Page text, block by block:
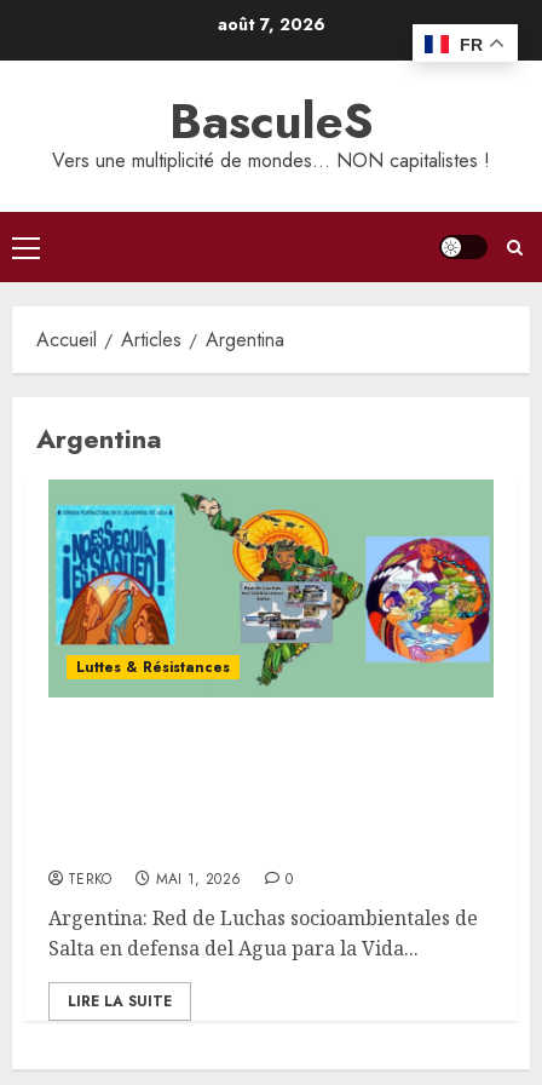
août 7, 2026
BasculeS
Vers une multiplicité de mondes… NON capitalistes !
Menu
principal
Accueil Articles Argentina
Argentina
Luttes & Résistances
TERKO MAI 1, 2026 0
Argentina: Red de Luchas socioambientales de
Salta en defensa del Agua para la Vida...
LIRE LA SUITE
FR